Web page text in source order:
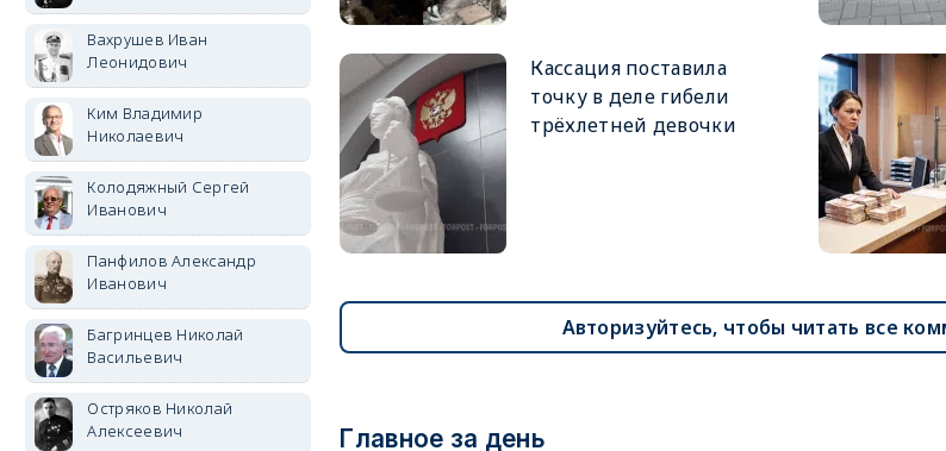
Кассация поставила
точку в деле гибели
трёхлетней девочки
Авторизуйтесь, чтобы читать все
Главное за день
Вахрушев Иван
Леонидович
Ким Владимир
Николаевич
Колодяжный Сергей
Иванович
Панфилов Александр
Иванович
Багринцев Николай
Васильевич
Остряков Николай
Алексеевич